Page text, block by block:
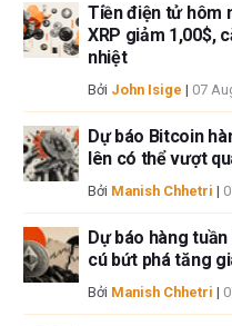
Tiền điện tử hôm
XRP giảm 1,00$,
nhiệt
Bởi John Isige | 07
Dự báo Bitcoin
lên có thể vượt
Bởi Manish Chhetri |
Dự báo hàng
cú bứt phá tăng
Bởi Manish Chhetri |